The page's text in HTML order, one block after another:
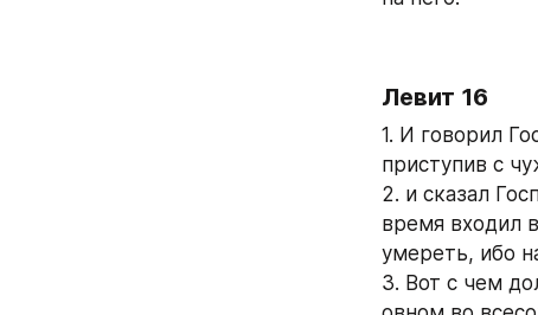
Левит 16
1. И говорил
приступив с
2. и сказал
время входил
умереть, ибо
3. Вот с чем